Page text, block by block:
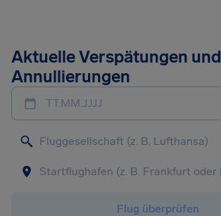
Aktuelle Verspätungen und
Annullierungen
TT.MM.JJJJ
Flug überprüfen